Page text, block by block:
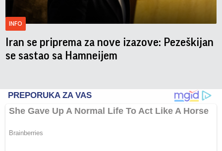
INFO
Iran se priprema za nove izazove: Pezeškijan
se sastao sa Hamneijem